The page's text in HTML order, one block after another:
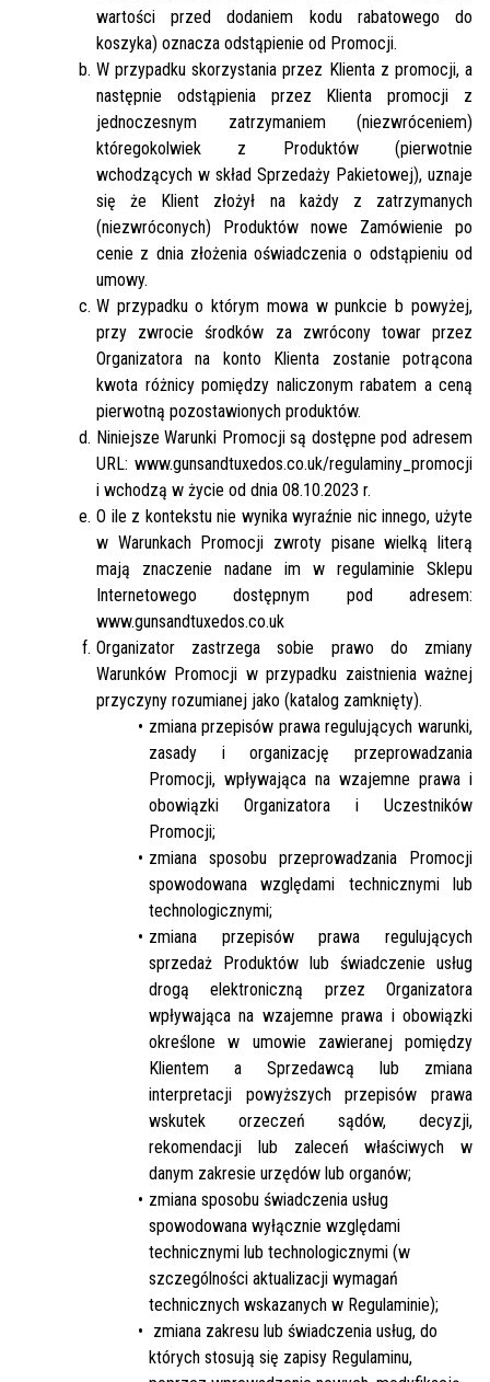
wartości przed dodaniem kodu rabatowego do
koszyka) oznacza odstąpienie od Promocji.
W przypadku skorzystania przez Klienta z promocji, a
następnie odstąpienia przez Klienta promocji z
jednoczesnym zatrzymaniem (niezwróceniem)
któregokolwiek z Produktów (pierwotnie
wchodzących w skład Sprzedaży Pakietowej), uznaje
się że Klient złożył na każdy z zatrzymanych
(niezwróconych) Produktów nowe Zamówienie po
cenie z dnia złożenia oświadczenia o odstąpieniu od
umowy.
W przypadku o którym mowa w punkcie b powyżej,
przy zwrocie środków za zwrócony towar przez
Organizatora na konto Klienta zostanie potrącona
kwota różnicy pomiędzy naliczonym rabatem a ceną
pierwotną pozostawionych produktów.
Niniejsze Warunki Promocji są dostępne pod adresem
URL: www.gunsandtuxedos.co.uk/regulaminy_promocji
i wchodzą w życie od dnia 08.10.2023 r.
O ile z kontekstu nie wynika wyraźnie nic innego, użyte
w Warunkach Promocji zwroty pisane wielką literą
mają znaczenie nadane im w regulaminie Sklepu
Internetowego dostępnym pod adresem:
www.gunsandtuxedos.co.uk
Organizator zastrzega sobie prawo do zmiany
Warunków Promocji w przypadku zaistnienia ważnej
przyczyny rozumianej jako (katalog zamknięty).
zmiana przepisów prawa regulujących warunki,
zasady i organizację przeprowadzania
Promocji, wpływająca na wzajemne prawa i
obowiązki Organizatora i Uczestników
Promocji;
zmiana sposobu przeprowadzania Promocji
spowodowana względami technicznymi lub
technologicznymi;
zmiana przepisów prawa regulujących
sprzedaż Produktów lub świadczenie usług
drogą elektroniczną przez Organizatora
wpływająca na wzajemne prawa i obowiązki
określone w umowie zawieranej pomiędzy
Klientem a Sprzedawcą lub zmiana
interpretacji powyższych przepisów prawa
wskutek orzeczeń sądów, decyzji,
rekomendacji lub zaleceń właściwych w
danym zakresie urzędów lub organów;
zmiana sposobu świadczenia usług
spowodowana wyłącznie względami
technicznymi lub technologicznymi (w
szczególności aktualizacji wymagań
technicznych wskazanych w Regulaminie);
zmiana zakresu lub świadczenia usług, do
których stosują się zapisy Regulaminu,